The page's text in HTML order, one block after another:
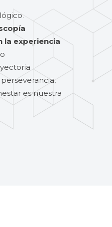
la experiencia
es nuestra